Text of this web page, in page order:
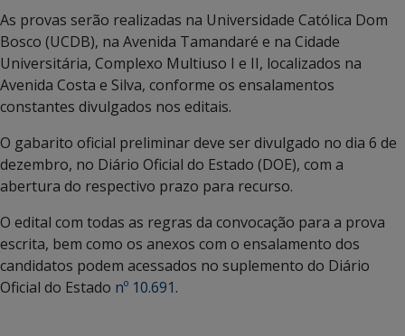
As provas serão realizadas na Universidade Católica Dom
Bosco (UCDB), na Avenida Tamandaré e na Cidade
Universitária, Complexo Multiuso I e II, localizados na
Avenida Costa e Silva, conforme os ensalamentos
constantes divulgados nos editais.
O gabarito oficial preliminar deve ser divulgado no dia 6 de
dezembro, no Diário Oficial do Estado (DOE), com a
abertura do respectivo prazo para recurso.
O edital com todas as regras da convocação para a prova
escrita, bem como os anexos com o ensalamento dos
candidatos podem acessados no suplemento do Diário
Oficial do Estado nº 10.691.